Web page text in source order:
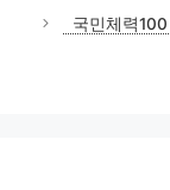
국민체력